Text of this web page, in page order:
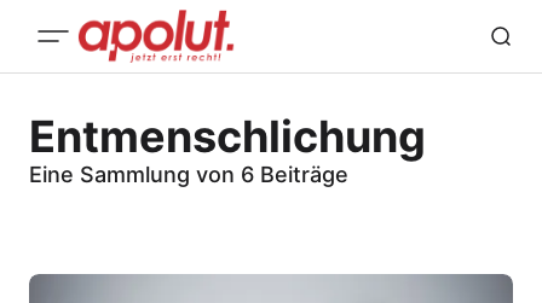
Entmenschlichung
Eine Sammlung von 6 Beiträge